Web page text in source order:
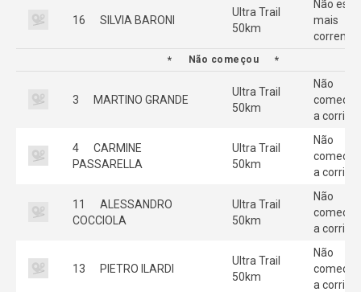
16 SILVIA BARONI
Ultra Trail
50km
Não está
mais
correndo
Não começou
3 MARTINO GRANDE
Ultra Trail
50km
Não
começou
a corrida
4
CARMINE
PASSARELLA
Ultra Trail
50km
Não
começou
a corrida
11
ALESSANDRO
COCCIOLA
Ultra Trail
50km
Não
começou
a corrida
13 PIETRO ILARDI
Ultra Trail
50km
Não
começou
a corrida